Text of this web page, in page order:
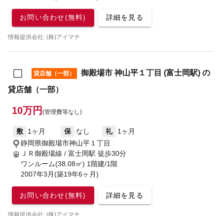
お問い合わせ(無料) 詳細を見る
情報提供会社: (株)アイマチ
貸店舗（一部）
御殿場市 神山平１丁目 (富士岡駅) の
貸店舗（一部）
10万円 (管理費等なし)
敷 1ヶ月 保 なし 礼
1ヶ月
静岡県御殿場市神山平１丁目
ＪＲ御殿場線 / 富士岡駅 徒歩30分
ワンルーム(38.08㎡) 1階建/1階
2007年3月(築19年6ヶ月)
お問い合わせ(無料) 詳細を見る